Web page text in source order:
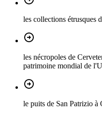
les collections étrusques
les nécropoles de
patrimoine mondial de
le puits de San Patrizio à